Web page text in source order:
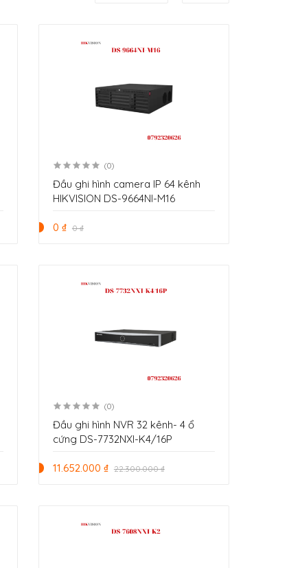
(0)
Đầu ghi hình camera IP 64 kênh
HIKVISION DS-9664NI-M16
0 ₫ 0 ₫
(0)
Đầu ghi hình NVR 32 kênh- 4 ổ
cứng DS-7732NXI-K4/16P
11.652.000 ₫ 22.300.000 ₫